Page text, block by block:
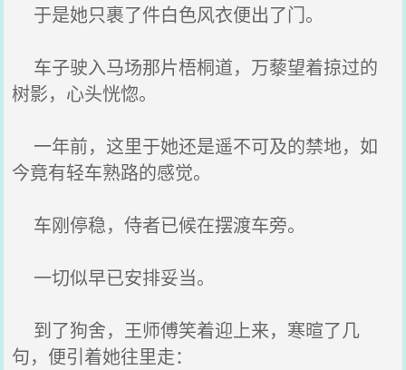
于是她只裹了件白色风衣便出了门。
车子驶入马场那片梧桐道，万藜望着掠过的
树影，心头恍惚。
一年前，这里于她还是遥不可及的禁地，如
今竟有轻车熟路的感觉。
车刚停稳，侍者已候在摆渡车旁。
一切似早已安排妥当。
到了狗舍，王师傅笑着迎上来，寒暄了几
句，便引着她往里走：